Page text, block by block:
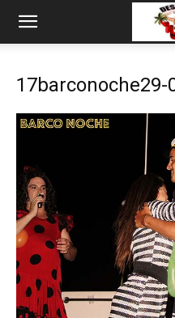
17barconoche29-